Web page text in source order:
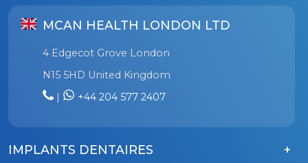
MCAN HEALTH LONDON LTD
4 Edgecot Grove London
N15 5HD United Kingdom
|
+44 204 577 2407
IMPLANTS DENTAIRES